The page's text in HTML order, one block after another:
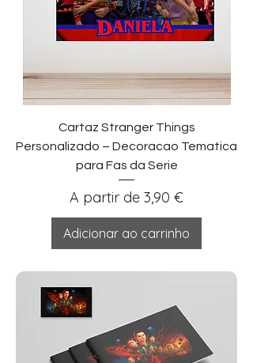
Cartaz Stranger Things
Personalizado – Decoracao Tematica
para Fas da Serie
A partir de 3,90 €
Preço promocional
Adicionar ao carrinho